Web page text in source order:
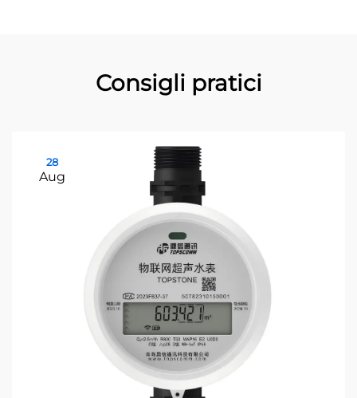
Consigli pratici
28
Aug